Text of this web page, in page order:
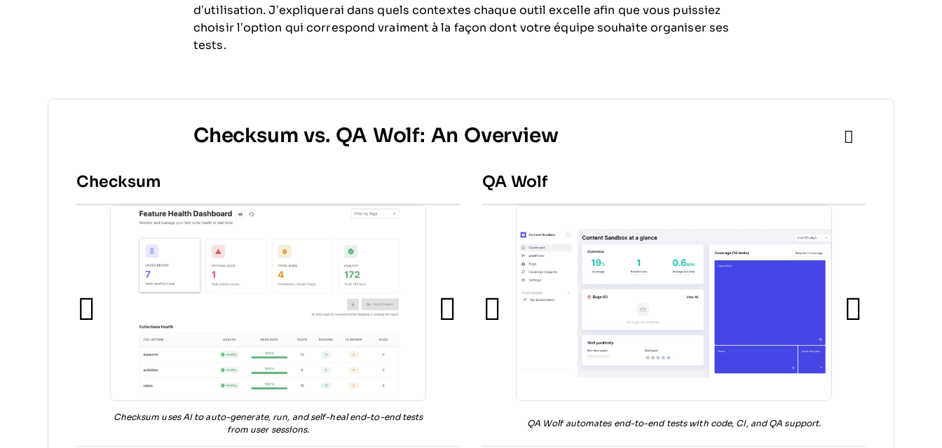
d’utilisation. J’expliquerai dans quels contextes chaque outil excelle afin que vous puissiez
choisir l’option qui correspond vraiment à la façon dont votre équipe souhaite organiser ses
tests.
Checksum vs. QA Wolf: An Overview
Checksum
Checksum uses AI to auto-generate, run, and self-heal end-to-end tests
from user sessions.
QA Wolf
QA Wolf automates end-to-end tests with code, CI, and QA support.